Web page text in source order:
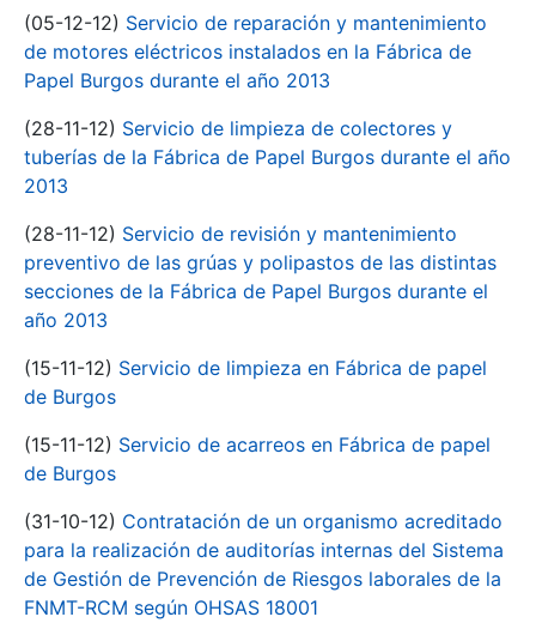
(05-12-12) Servicio de reparación y mantenimiento
de motores eléctricos instalados en la Fábrica de
Papel Burgos durante el año 2013
(28-11-12) Servicio de limpieza de colectores y
tuberías de la Fábrica de Papel Burgos durante el año
2013
(28-11-12) Servicio de revisión y mantenimiento
preventivo de las grúas y polipastos de las distintas
secciones de la Fábrica de Papel Burgos durante el
año 2013
(15-11-12) Servicio de limpieza en Fábrica de papel
de Burgos
(15-11-12) Servicio de acarreos en Fábrica de papel
de Burgos
(31-10-12) Contratación de un organismo acreditado
para la realización de auditorías internas del Sistema
de Gestión de Prevención de Riesgos laborales de la
FNMT-RCM según OHSAS 18001